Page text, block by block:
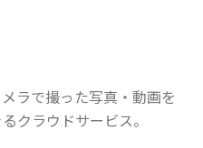
ラで撮った写真・動画を
クラウドサービス。